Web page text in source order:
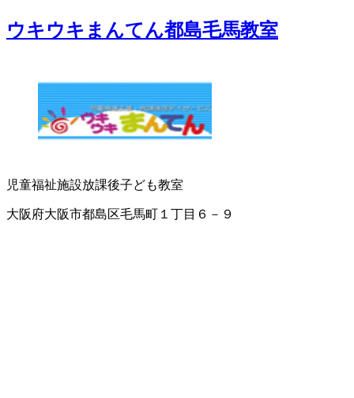
ウキウキまんてん都島毛馬教室
児童福祉施設放課後子ども教室
大阪府大阪市都島区毛馬町１丁目６－９